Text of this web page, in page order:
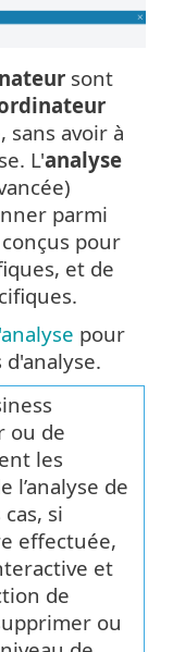
sont
sans avoir à
L'analyse
parmi
pour
et de
pour
ou de
les
l’analyse de
si
effectuée,
et
de
ou